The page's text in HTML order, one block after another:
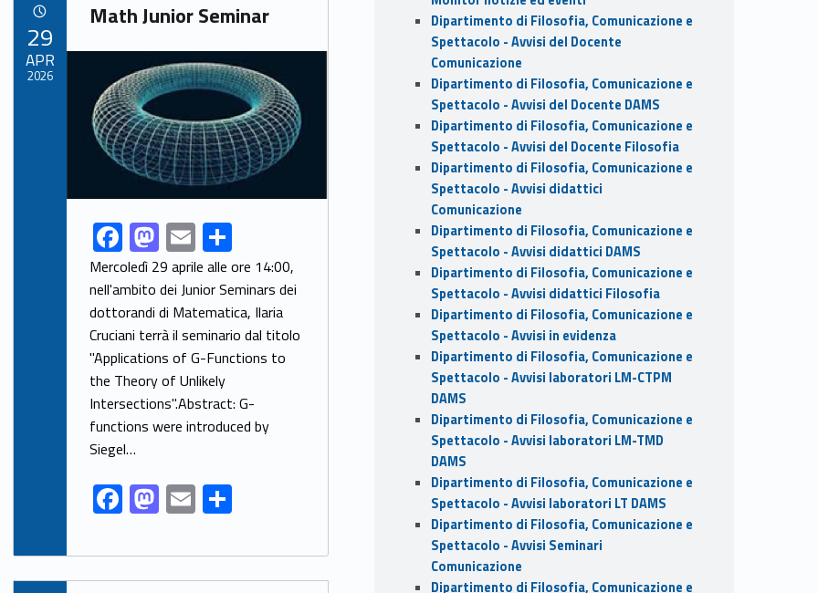
Link identifier archive #link-archive-26708
Math Junior Seminar
Link identifier archive #link-archive-thumb-soap-88128
Link identifier share facebook archive #share-link-archive-61162F
ac
e
b
o
o
k
M
as
to
d
o
n
E
m
ai
l
h
ar
e
Mercoledì 29 aprile alle ore 14:00,
nell'ambito dei Junior Seminars dei
dottorandi di Matematica, Ilaria
Cruciani terrà il seminario dal titolo
"Applications of G-Functions to
the Theory of Unlikely
Intersections".Abstract: G-
functions were introduced by
Siegel…
F
ac
e
M
as
to
E
m
ai ar
29
APR
2026
Dipartimento di Filosofia, Comunicazione e
Spettacolo - Avvisi del Docente
Comunicazione
Dipartimento di Filosofia, Comunicazione e
Spettacolo - Avvisi del Docente DAMS
Dipartimento di Filosofia, Comunicazione e
Spettacolo - Avvisi del Docente Filosofia
Dipartimento di Filosofia, Comunicazione e
Spettacolo - Avvisi didattici
Comunicazione
Dipartimento di Filosofia, Comunicazione e
Spettacolo - Avvisi didattici DAMS
Dipartimento di Filosofia, Comunicazione e
Spettacolo - Avvisi didattici Filosofia
Dipartimento di Filosofia, Comunicazione e
Spettacolo - Avvisi in evidenza
Dipartimento di Filosofia, Comunicazione e
Spettacolo - Avvisi laboratori LM-CTPM
DAMS
Dipartimento di Filosofia, Comunicazione e
Spettacolo - Avvisi laboratori LM-TMD
DAMS
Dipartimento di Filosofia, Comunicazione e
Spettacolo - Avvisi laboratori LT DAMS
Dipartimento di Filosofia, Comunicazione e
Spettacolo - Avvisi Seminari
Comunicazione
Dipartimento di Filosofia, Comunicazione e